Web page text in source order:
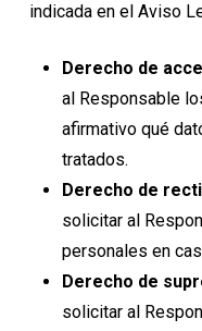
indicada en el Aviso
Derecho de
al Responsable
afirmativo qué
tratados.
Derecho de
solicitar al
personales en
Derecho de
solicitar al